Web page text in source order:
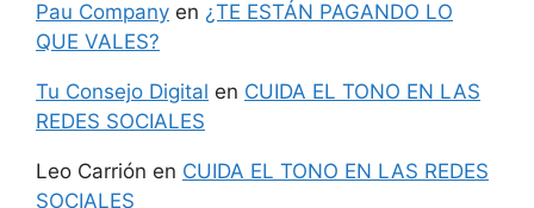
Pau Company en ¿TE ESTÁN PAGANDO LO
QUE VALES?
Tu Consejo Digital en CUIDA EL TONO EN LAS
REDES SOCIALES
Leo Carrión en CUIDA EL TONO EN LAS REDES
SOCIALES